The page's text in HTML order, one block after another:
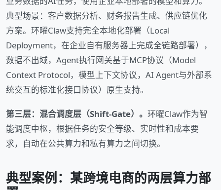
典型场景：客户数据分析、财务报告生成、供应链优化
方案。环曜Claw支持完全本地化部署（Local
Deployment，在企业自有服务器上完成全链路部署），
数据不出域，Agent执行网关基于MCP协议（Model
Context Protocol，模型上下文协议，AI Agent与外部系
统交互的标准化接口协议）原生支持。
第三层：混合调度层（Shift-Gate）。 环曜Claw作为智
能调度中枢，根据任务的安全等级、实时性和成本要
求，自动在公共算力和私有算力之间切换。
典型案例：某跨境电商的两层算力部